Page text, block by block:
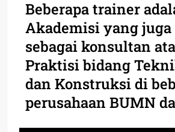
Beberapa trainer
Akademisi yang
sebagai konsultan
Praktisi bidang
dan Konstruksi di
perusahaan BUMN